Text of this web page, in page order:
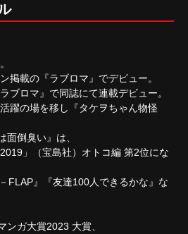
掲載の『ラブロマ』でデビュー。
ブロマ』で同誌にて連載デビュー。
躍の場を移し『タケヲちゃん物怪
面倒臭い』は、
」（宝島社）オトコ編 第2位にな
FLAP』『友達100人できるかな』な
ンガ大賞2023 大賞、